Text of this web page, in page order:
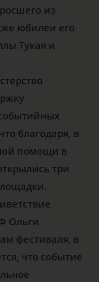
из
юбилеи его
Тукая и
благодаря, в
помощи в
три
Ольги
фестиваля, в
что событие